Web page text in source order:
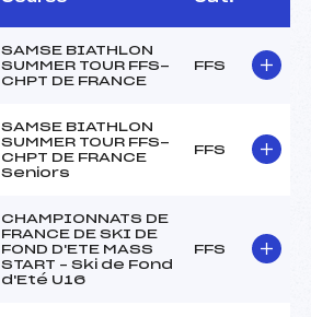
SAMSE BIATHLON
SUMMER TOUR FFS-
CHPT DE FRANCE
FFS
SAMSE BIATHLON
SUMMER TOUR FFS-
CHPT DE FRANCE
Seniors
FFS
CHAMPIONNATS DE
FRANCE DE SKI DE
FOND D'ETE MASS
START – Ski de Fond
d'Eté U16
FFS